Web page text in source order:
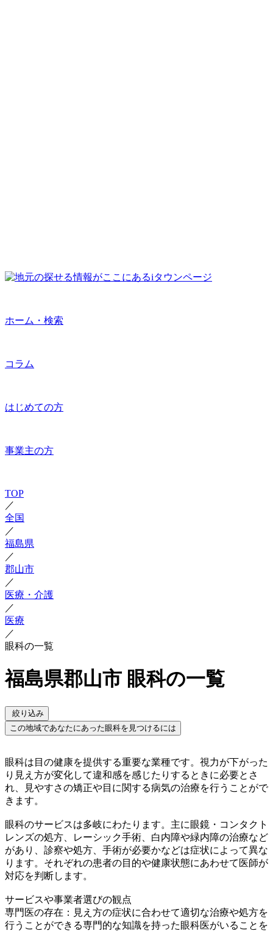
ホーム・検索
コラム
はじめての方
事業主の方
TOP
／
全国
／
福島県
／
郡山市
／
医療・介護
／
医療
／
眼科の一覧
福島県郡山市 眼科の一覧
絞り込み
この地域であなたにあった眼科を見つけるには
眼科は目の健康を提供する重要な業種です。視力が下がった
り見え方が変化して違和感を感じたりするときに必要とさ
れ、見やすさの矯正や目に関する病気の治療を行うことがで
きます。
眼科のサービスは多岐にわたります。主に眼鏡・コンタクト
レンズの処方、レーシック手術、白内障や緑内障の治療など
があり、診察や処方、手術が必要かなどは症状によって異な
ります。それぞれの患者の目的や健康状態にあわせて医師が
対応を判断します。
サービスや事業者選びの観点
専門医の存在：見え方の症状に合わせて適切な治療や処方を
行うことができる専門的な知識を持った眼科医がいることを